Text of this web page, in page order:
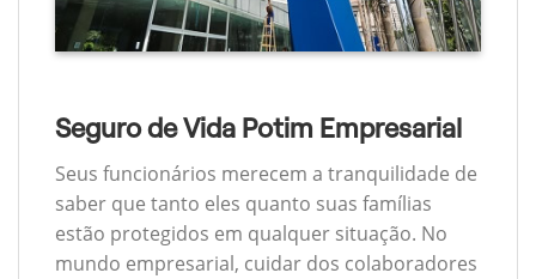
Seguro de Vida Potim Empresarial
Seus funcionários merecem a tranquilidade de
saber que tanto eles quanto suas famílias
estão protegidos em qualquer situação. No
mundo empresarial, cuidar dos colaboradores